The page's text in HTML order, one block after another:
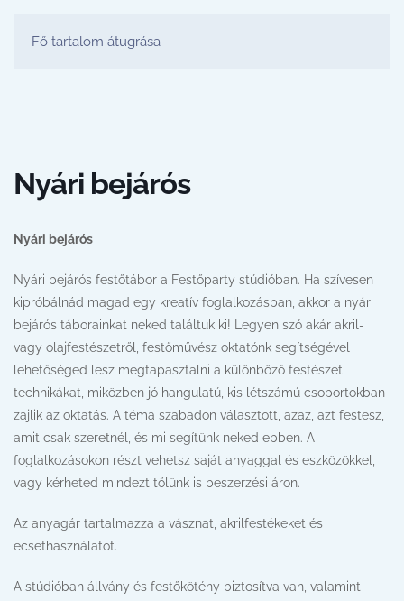
Fő tartalom átugrása
FESTŐ PARTY STÚDIÓ
Nyári bejárós
Nyári bejárós
Nyári bejárós festőtábor a Festőparty stúdióban. Ha szívesen
kipróbálnád magad egy kreatív foglalkozásban, akkor a nyári
bejárós táborainkat neked találtuk ki! Legyen szó akár akril-
vagy olajfestészetről, festőművész oktatónk segítségével
lehetőséged lesz megtapasztalni a különböző festészeti
technikákat, miközben jó hangulatú, kis létszámú csoportokban
zajlik az oktatás. A téma szabadon választott, azaz, azt festesz,
amit csak szeretnél, és mi segítünk neked ebben. A
foglalkozásokon részt vehetsz saját anyaggal és eszközökkel,
vagy kérheted mindezt tőlünk is beszerzési áron.
Az anyagár tartalmazza a vásznat, akrilfestékeket és
ecsethasználatot.
A stúdióban állvány és festőkötény biztosítva van, valamint